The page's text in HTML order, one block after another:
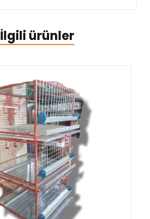
İlgili ürünler